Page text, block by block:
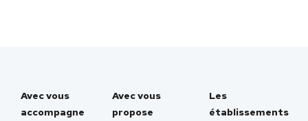
Avec vous
accompagne
Avec vous
propose
Les
établissements